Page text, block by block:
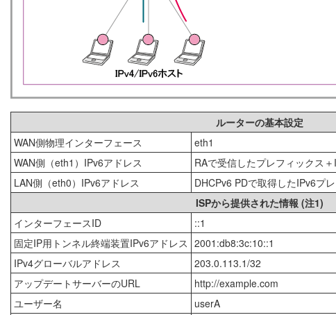
ルーターの基本設定
WAN側物理インターフェース
eth1
WAN側（eth1）IPv6アドレス
RAで受信したプレフィックス
LAN側（eth0）IPv6アドレス
DHCPv6 PDで取得したIPv6プ
ISPから提供された情報 (注1)
インターフェースID
::1
固定IP用トンネル終端装置IPv6アドレス 2001:db8:3c:10::1
IPv4グローバルアドレス
203.0.113.1/32
アップデートサーバーのURL
http://example.com
ユーザー名
userA